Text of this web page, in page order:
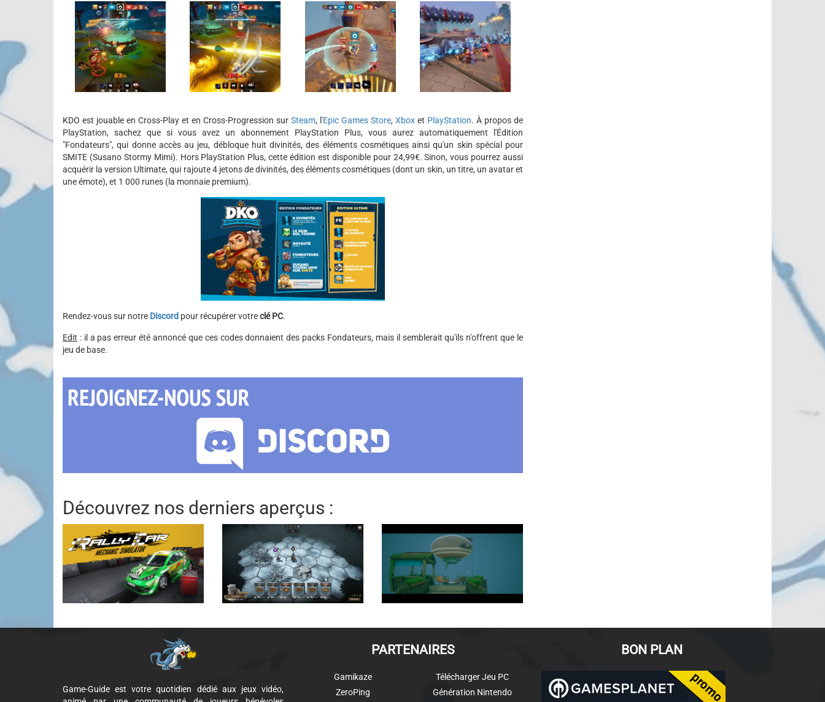
KDO est jouable en Cross-Play et en Cross-Progression sur Steam, l'Epic Games Store, Xbox et PlayStation. À propos de
PlayStation, sachez que si vous avez un abonnement PlayStation Plus, vous aurez automatiquement l'Édition
"Fondateurs", qui donne accès au jeu, débloque huit divinités, des éléments cosmétiques ainsi qu'un skin spécial pour
SMITE (Susano Stormy Mimi). Hors PlayStation Plus, cette édition est disponible pour 24,99€. Sinon, vous pourrez aussi
acquérir la version Ultimate, qui rajoute 4 jetons de divinités, des éléments cosmétiques (dont un skin, un titre, un avatar et
une émote), et 1 000 runes (la monnaie premium).
Rendez-vous sur notre Discord pour récupérer votreclé PC.
Edit : il a pas erreur été annoncé que ces codes donnaient des packs Fondateurs, mais il semblerait qu'ils n'offrent que le
jeu de base.
Découvrez nos derniers aperçus :
Game-Guide est votre quotidien dédié aux jeux vidéo,
PARTENAIRES
Gamikaze
ZeroPing
Télécharger Jeu PC
Génération Nintendo
BON PLAN